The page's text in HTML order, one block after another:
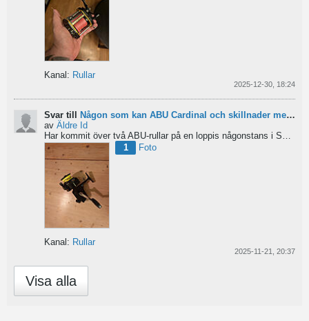
Kanal: Rullar
2025-12-30, 18:24
Svar till Någon som kan ABU Cardinal och skillnader mellan äldre rullar?
av Äldre Id
1
Foto
Kanal: Rullar
2025-11-21, 20:37
Visa alla